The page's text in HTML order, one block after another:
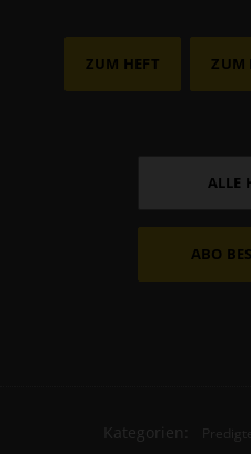
ZUM HEFT ZUM
ALLE
ABO
Kategorien: